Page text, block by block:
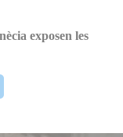
exposen les